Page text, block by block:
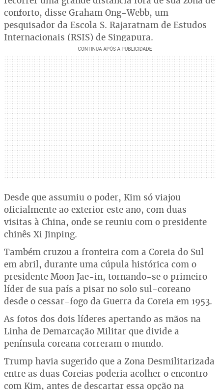
conforto, disse Graham Ong-Webb, um
pesquisador da Escola S. Rajaratnam de Estudos
Internacionais (RSIS) de Singapura.
Desde que assumiu o poder, Kim só viajou
oficialmente ao exterior este ano, com duas
visitas à China, onde se reuniu com o presidente
chinês Xi Jinping.
Também cruzou a fronteira com a Coreia do Sul
em abril, durante uma cúpula histórica com o
presidente Moon Jae-in, tornando-se o primeiro
líder de sua país a pisar no solo sul-coreano
desde o cessar-fogo da Guerra da Coreia em 1953.
As fotos dos dois líderes apertando as mãos na
Linha de Demarcação Militar que divide a
península coreana correram o mundo.
Trump havia sugerido que a Zona Desmilitarizada
entre as duas Coreias poderia acolher o encontro
com Kim, antes de descartar essa opção na